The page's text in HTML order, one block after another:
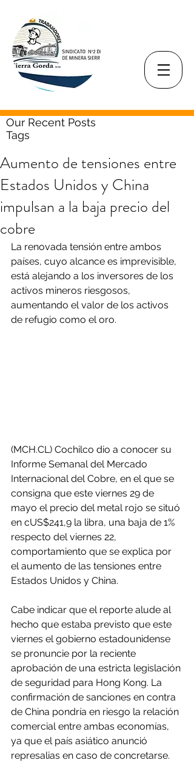
Our Recent Posts
Tags
Aumento de tensiones entre
Estados Unidos y China
impulsan a la baja precio del
cobre
La renovada tensión entre ambos
países, cuyo alcance es imprevisible,
está alejando a los inversores de los
activos mineros riesgosos,
aumentando el valor de los activos
de refugio como el oro.
(MCH.CL) Cochilco dio a conocer su
Informe Semanal del Mercado
Internacional del Cobre, en el que se
consigna que este viernes 29 de
mayo el precio del metal rojo se situó
en cUS$241,9 la libra, una baja de 1%
respecto del viernes 22,
comportamiento que se explica por
el aumento de las tensiones entre
Estados Unidos y China.
Cabe indicar que el reporte alude al
hecho que estaba previsto que este
viernes el gobierno estadounidense
se pronuncie por la reciente
aprobación de una estricta legislación
de seguridad para Hong Kong. La
confirmación de sanciones en contra
de China pondría en riesgo la relación
comercial entre ambas economías,
ya que el país asiático anunció
represalias en caso de concretarse.